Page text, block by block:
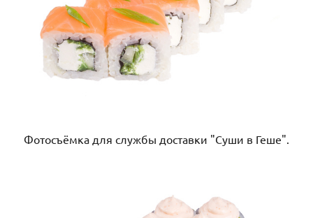
Фотосъёмка для службы доставки "Суши в Геше".